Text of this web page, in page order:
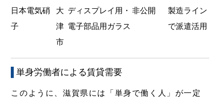
日本電気硝
子
大
津
市
ディスプレイ用・
電子部品用ガラス
非公開
製造ライン
で派遣活用
単身労働者による賃貸需要
このように、滋賀県には「単身で働く人」が一定